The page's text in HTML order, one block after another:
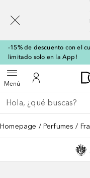
-15% de descuento con el
limitado solo en la App!
MenúAbrir menúMi cuenta
Regresar
Ejecutar búsqueda
Homepage Perfumes